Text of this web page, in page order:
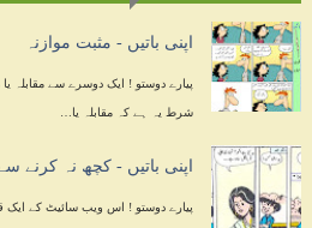
اپنی باتیں - مثبت موازنہ
پیارے دوستو ! ایک دوسرے سے مقابلہ
شرط یہ ہے کہ مقابلہ یا…
اپنی باتیں - کچھ نہ کرنے
پیارے دوستو ! اس ویب سائیٹ کے ایک